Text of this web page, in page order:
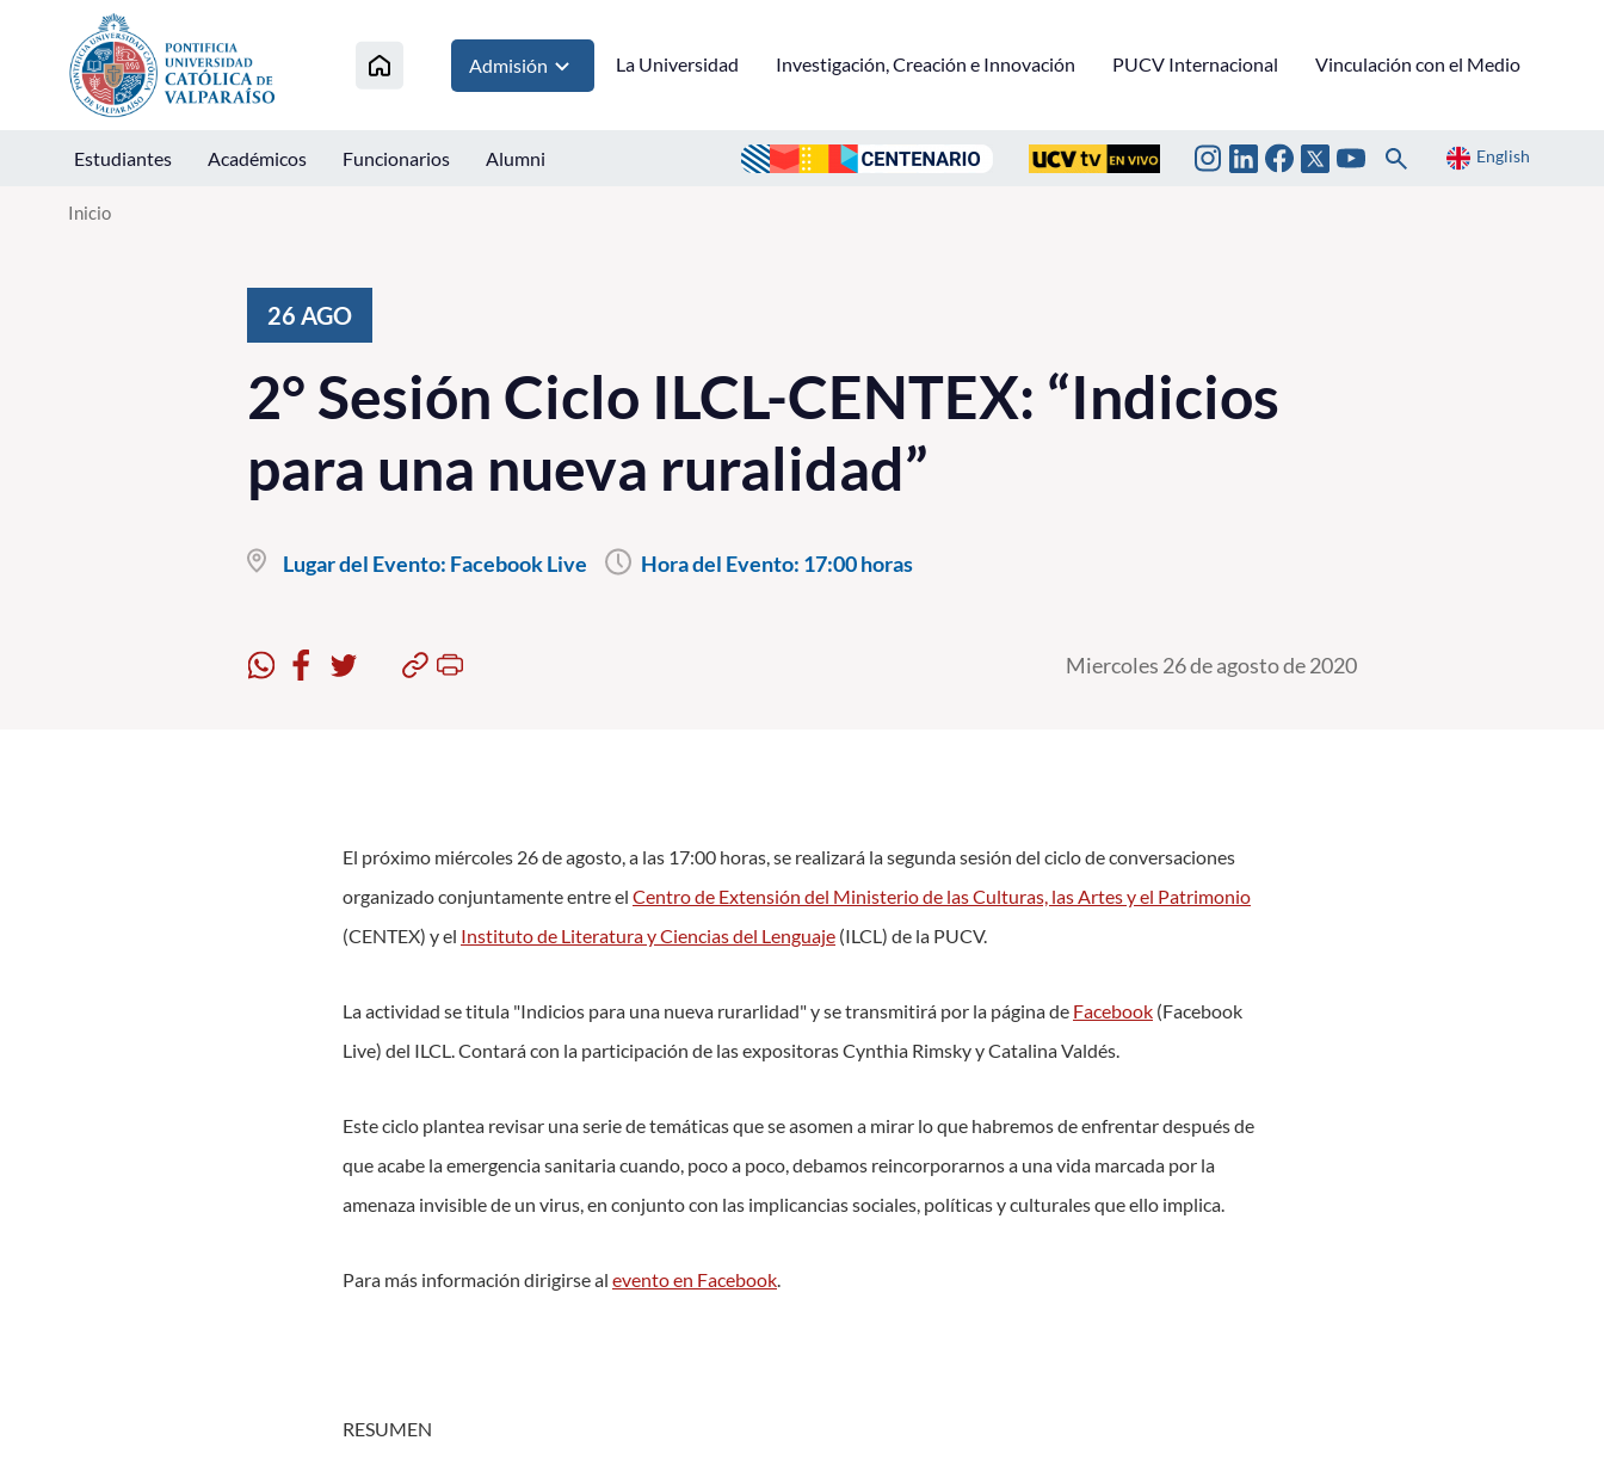
Click acá para ir directamente al contenido
Admisión La Universidad Investigación, Creación e Innovación PUCV Internacional Vinculación con el Medio
Estudiantes Académicos Funcionarios Alumni English
Inicio
26 AGO
2° Sesión Ciclo ILCL-CENTEX: “Indicios
para una nueva ruralidad”
Lugar del Evento: Facebook Live Hora del Evento: 17:00 horas
Miercoles 26 de agosto de 2020
El próximo miércoles 26 de agosto, a las 17:00 horas, se realizará la segunda sesión del ciclo de conversaciones
organizado conjuntamente entre el Centro de Extensión del Ministerio de las Culturas, las Artes y el Patrimonio
(CENTEX) y el Instituto de Literatura y Ciencias del Lenguaje (ILCL) de la PUCV.
La actividad se titula "Indicios para una nueva rurarlidad" y se transmitirá por la página de Facebook (Facebook
Live) del ILCL. Contará con la participación de las expositoras Cynthia Rimsky y Catalina Valdés.
Este ciclo plantea revisar una serie de temáticas que se asomen a mirar lo que habremos de enfrentar después de
que acabe la emergencia sanitaria cuando, poco a poco, debamos reincorporarnos a una vida marcada por la
amenaza invisible de un virus, en conjunto con las implicancias sociales, políticas y culturales que ello implica.
Para más información dirigirse al evento en Facebook.
RESUMEN